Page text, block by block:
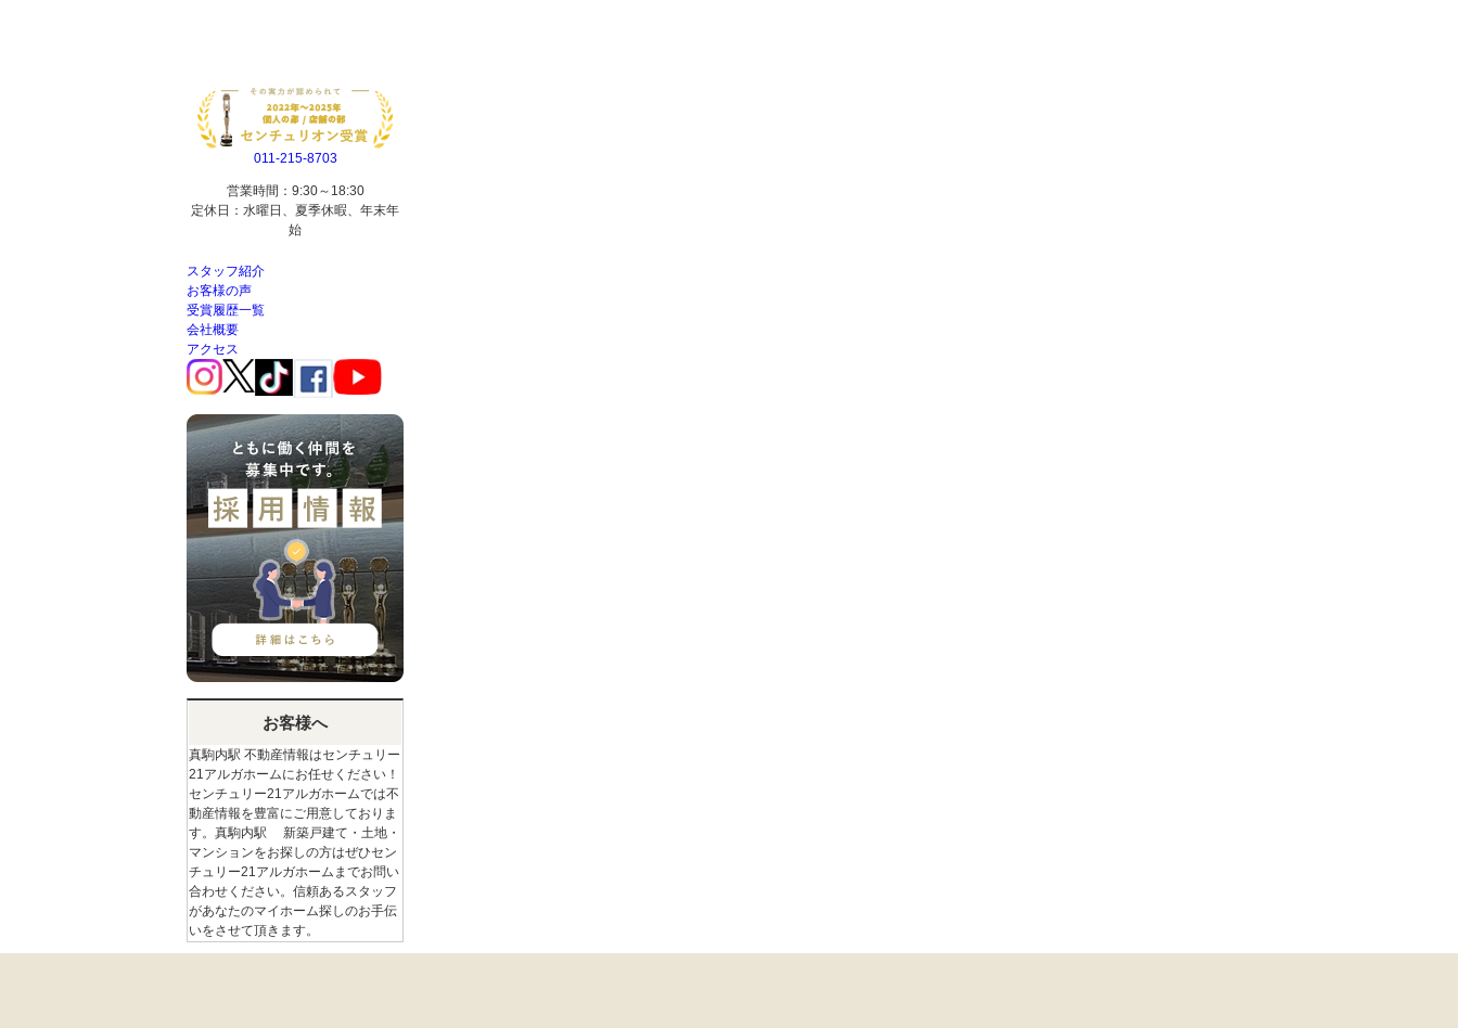
011-215-8703
営業時間：9:30～18:30
定休日：水曜日、夏季休暇、年末年
始
スタッフ紹介
お客様の声
受賞履歴一覧
会社概要
アクセス
お客様へ
真駒内駅 不動産情報はセンチュリー
21アルガホームにお任せください！
センチュリー21アルガホームでは不
動産情報を豊富にご用意しておりま
す。真駒内駅 新築戸建て・土地・
マンションをお探しの方はぜひセン
チュリー21アルガホームまでお問い
合わせください。信頼あるスタッフ
があなたのマイホーム探しのお手伝
いをさせて頂きます。